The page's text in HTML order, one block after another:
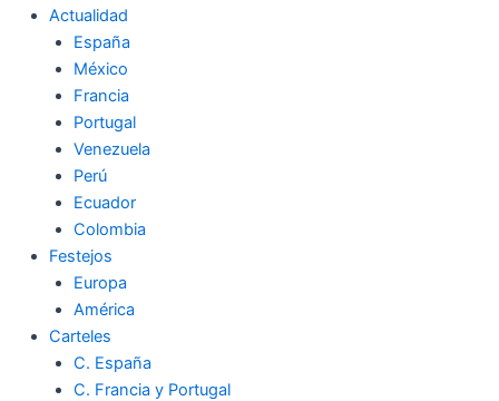
Actualidad
España
México
Francia
Portugal
Venezuela
Perú
Ecuador
Colombia
Festejos
Europa
América
Carteles
C. España
C. Francia y Portugal